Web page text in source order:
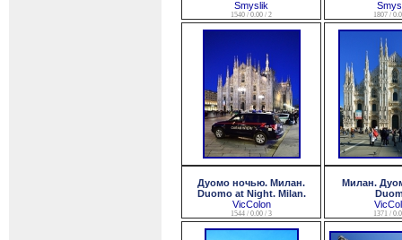
Smyslik
1540 / 0.00 / 2 1807 /
Дуомо ночью. Милан.
Duomo at Night. Milan.
VicColon
1544 / 0.00 / 3
Милан.
1371 /